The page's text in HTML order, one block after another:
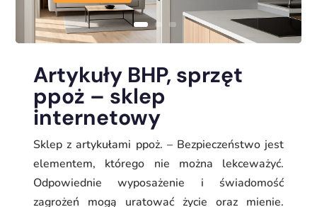
Artykuły BHP, sprzęt
ppoż – sklep
internetowy
Sklep z artykułami ppoż. – Bezpieczeństwo jest
elementem, którego nie można lekceważyć.
Odpowiednie wyposażenie i świadomość
zagrożeń mogą uratować życie oraz mienie.